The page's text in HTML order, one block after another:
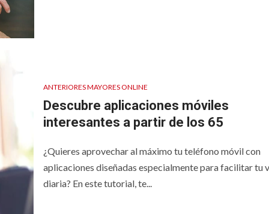
ANTERIORES MAYORES ONLINE
Descubre aplicaciones móviles
interesantes a partir de los 65
¿Quieres aprovechar al máximo tu teléfono móvil con
aplicaciones diseñadas especialmente para facilitar tu
diaria? En este tutorial, te...